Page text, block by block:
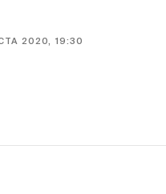
2020, 19:30